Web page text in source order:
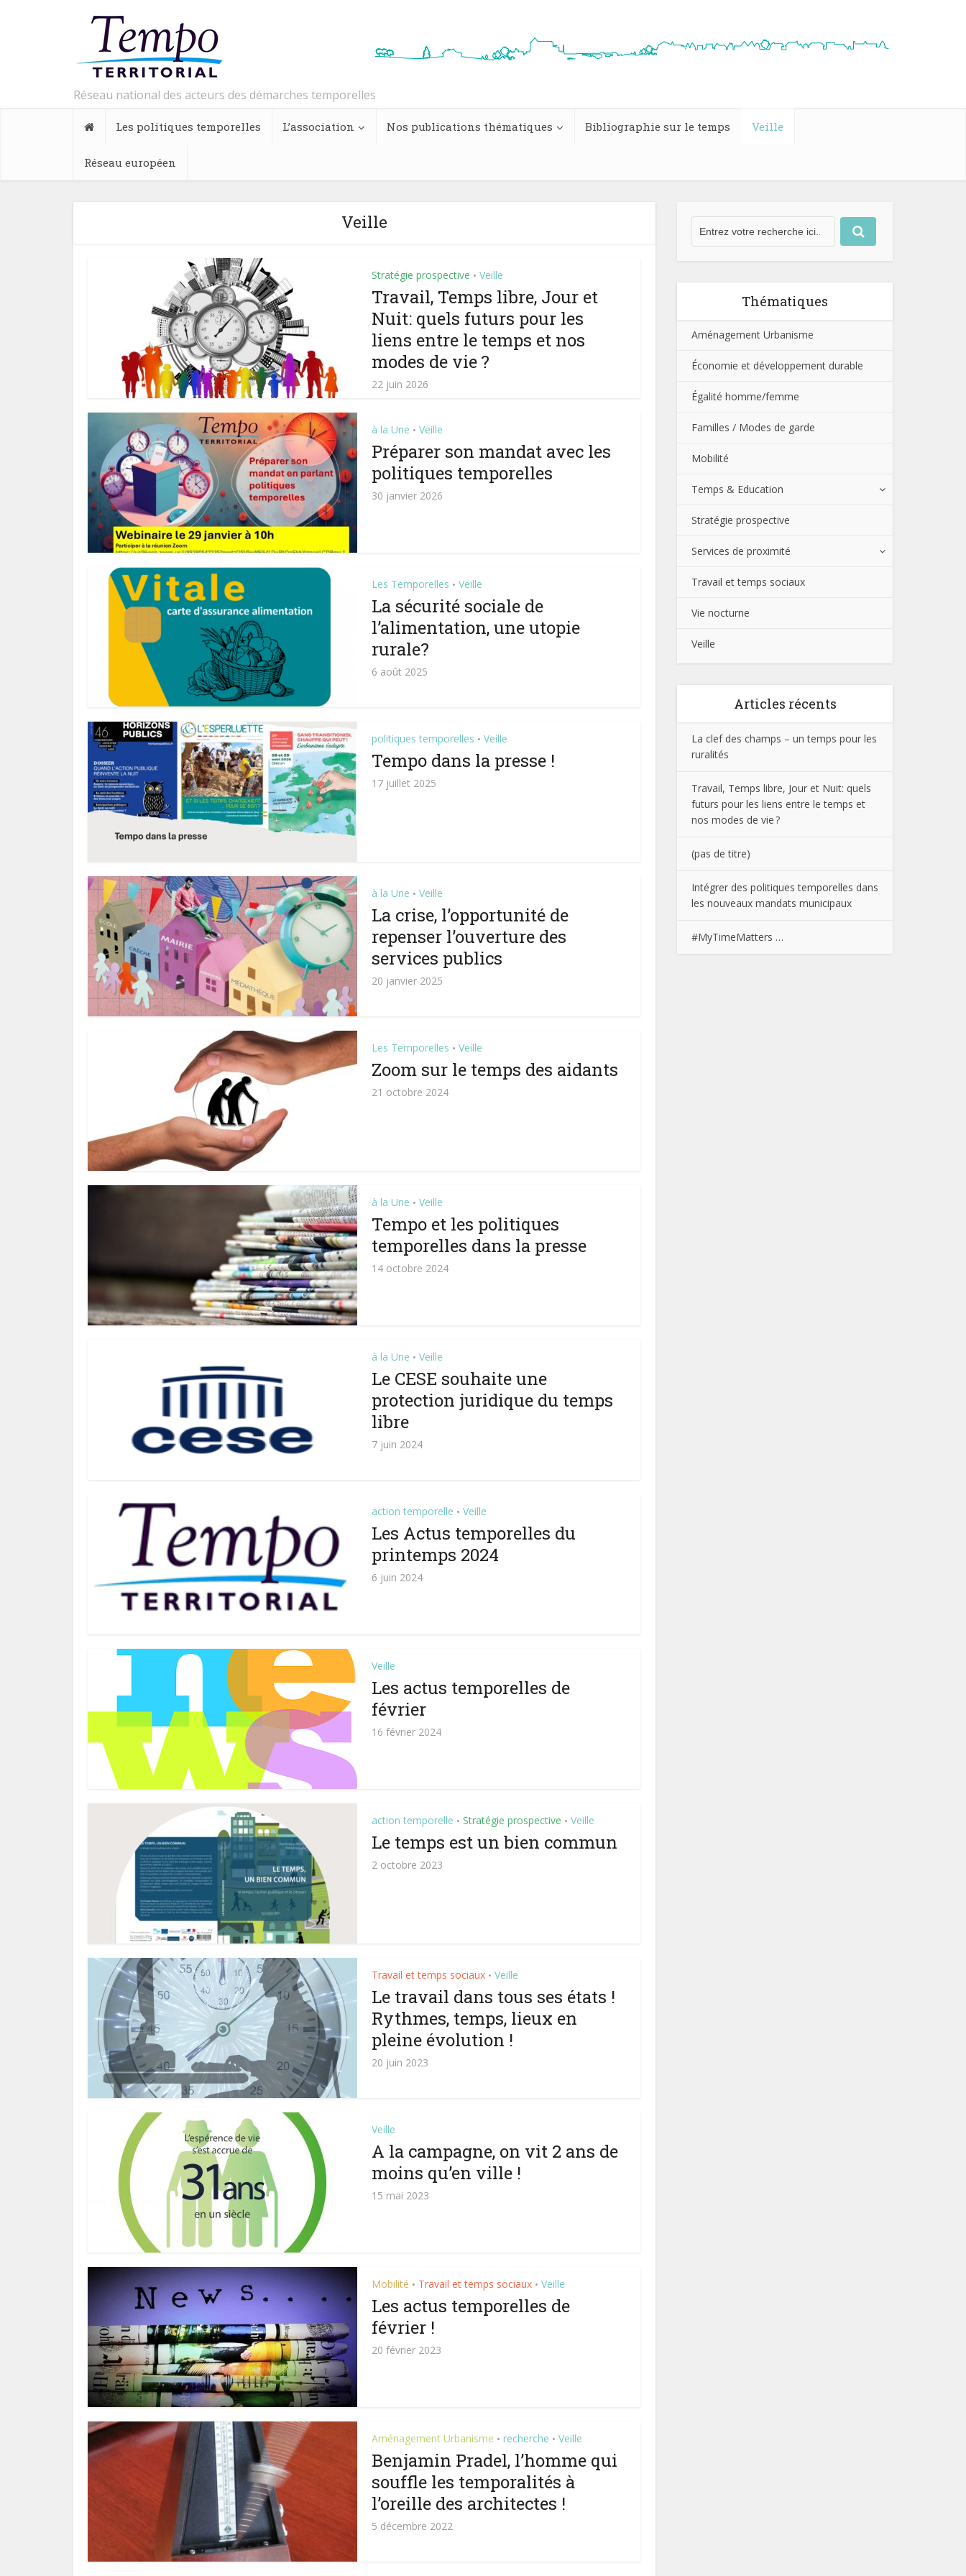
Réseau national des acteurs des démarches temporelles
Les politiques temporelles L’association Nos publications thématiques Bibliographie sur le temps Veille
Réseau européen
Veille
Stratégie prospective • Veille
Travail, Temps libre, Jour et
Nuit: quels futurs pour les
liens entre le temps et nos
modes de vie ?
22 juin 2026
à la Une • Veille
Préparer son mandat avec les
politiques temporelles
30 janvier 2026
Les Temporelles • Veille
La sécurité sociale de
l’alimentation, une utopie
rurale?
6 août 2025
politiques temporelles • Veille
Tempo dans la presse !
17 juillet 2025
à la Une • Veille
La crise, l’opportunité de
repenser l’ouverture des
services publics
20 janvier 2025
Les Temporelles • Veille
Zoom sur le temps des aidants
21 octobre 2024
à la Une • Veille
Tempo et les politiques
temporelles dans la presse
14 octobre 2024
à la Une • Veille
Le CESE souhaite une
protection juridique du temps
libre
7 juin 2024
action temporelle • Veille
Les Actus temporelles du
printemps 2024
6 juin 2024
Veille
Les actus temporelles de
février
16 février 2024
action temporelle • Stratégie prospective • Veille
Le temps est un bien commun
2 octobre 2023
Travail et temps sociaux • Veille
Le travail dans tous ses états !
Rythmes, temps, lieux en
pleine évolution !
20 juin 2023
Veille
A la campagne, on vit 2 ans de
moins qu’en ville !
15 mai 2023
Mobilité • Travail et temps sociaux • Veille
Les actus temporelles de
février !
20 février 2023
Aménagement Urbanisme • recherche • Veille
Benjamin Pradel, l’homme qui
souffle les temporalités à
l’oreille des architectes !
5 décembre 2022
Thématiques
Aménagement Urbanisme
Économie et développement durable
Égalité homme/femme
Familles / Modes de garde
Mobilité
Temps & Education
Stratégie prospective
Services de proximité
Travail et temps sociaux
Vie nocturne
Veille
Articles récents
La clef des champs – un temps pour les
ruralités
Travail, Temps libre, Jour et Nuit: quels
futurs pour les liens entre le temps et
nos modes de vie ?
(pas de titre)
Intégrer des politiques temporelles dans
les nouveaux mandats municipaux
#MyTimeMatters …